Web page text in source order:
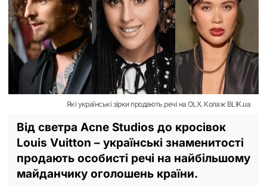
Які українські зірки продають речі на OLX. Колаж BLIK.ua
Від светра Acne Studios до кросівок
Louis Vuitton – українські знаменитості
продають особисті речі на найбільшому
майданчику оголошень країни.